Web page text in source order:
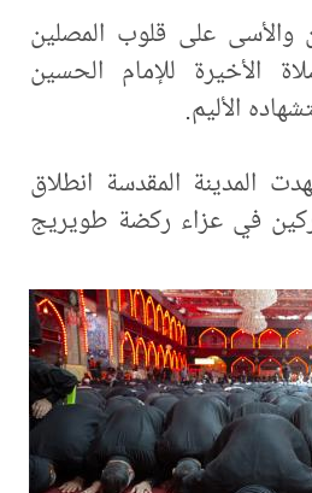
على قلوب المصلين
الأخيرة للإمام الحسين
الأليم.
المدينة المقدسة انطلاق
في عزاء ركضة طويريج